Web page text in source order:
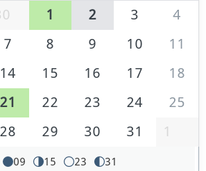
1 2 3
4
7 8 9 10
11
14 15 16 17
18
21 22 23 24
25
28 29 30 31 1
09 15 23 31